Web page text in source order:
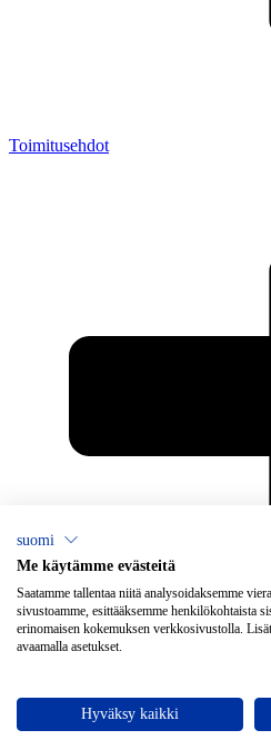
Toimitusehdot
32200 Loimaa
suomi
Me käytämme evästeitä
Saatamme tallentaa niitä analysoidaksemme
sivustoamme, esittääksemme henkilökohtaista
erinomaisen kokemuksen verkkosivustolla.
avaamalla asetukset.
Hyväksy kaikki
Chat